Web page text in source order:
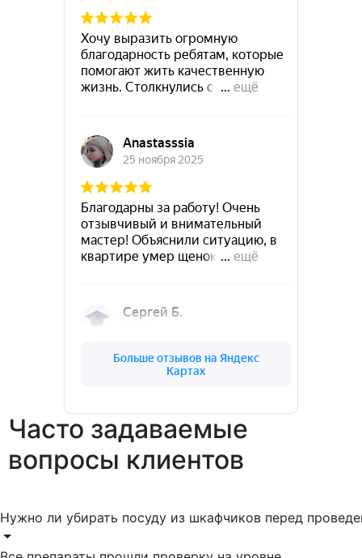
Часто задаваемые
вопросы клиентов
Нужно ли убирать посуду из шкафчиков перед